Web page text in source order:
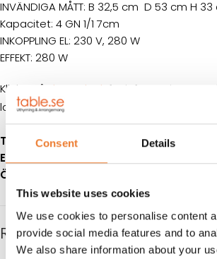
Consent Details
This website uses cookies
We use cookies to personalise content
provide social media features and to
We also share information about your
INVÄNDIGA MÅTT: B 32,5 cm D 53 cm H
Kapacitet: 4 GN 1/1 7cm
INKOPPLING EL: 230 V, 280 W
EFFEKT: 280 W
Klicka på denna länk för information om
ladda ner pdfen
Telefon:08-50 000 450
(tryck 2 i
E-post:
Öppettider:
RELATERADE PRODUKTER